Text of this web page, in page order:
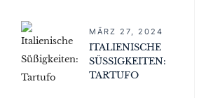
MÄRZ 27, 2024
ITALIENISCHE
SÜSSIGKEITEN: T
ARTUFO